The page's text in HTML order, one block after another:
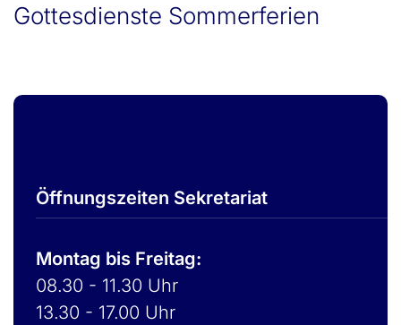
Gottesdienste Sommerferien
Öffnungszeiten Sekretariat
Montag bis Freitag:
08.30 - 11.30 Uhr
13.30 - 17.00 Uhr